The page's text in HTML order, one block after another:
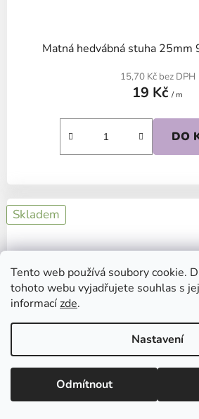
Tento web používá soubory cookie.
tohoto webu vyjadřujete souhlas s
informacízde.
Nastavení
Odmítnout
Vážení zákazníci,
od 27. července do 9. srpna
velkoobchod zavřený z
Poslední balíčky pošleme v
potom až od 10. srpna.
Matná hedvábná stuha
15,70 Kč bez DPH
19 Kč / m
DO
Skladem